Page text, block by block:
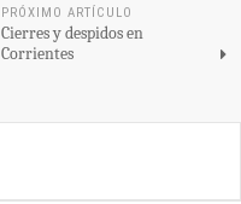
PRÓXIMO ARTÍCULO
Cierres y despidos en
Corrientes